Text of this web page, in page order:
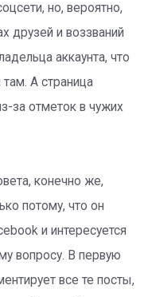
но, вероятно,
друзей и воззваний
аккаунта, что
там. А страница
за отметок в чужих
конечно же,
потому, что он
и интересуется
вопросу. В первую
все те посты,